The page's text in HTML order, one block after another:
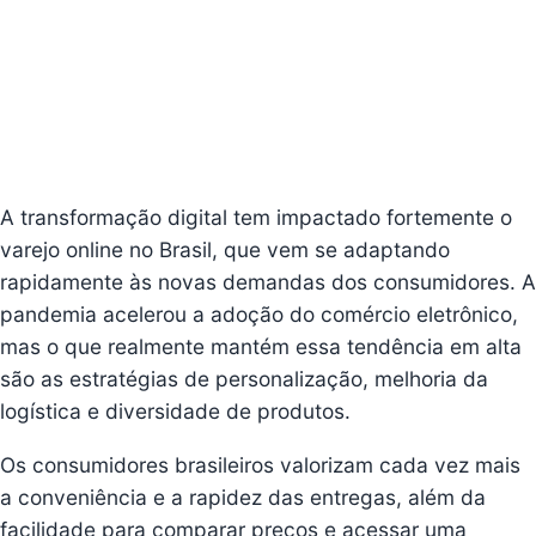
A transformação digital tem impactado fortemente o
varejo online no Brasil, que vem se adaptando
rapidamente às novas demandas dos consumidores. A
pandemia acelerou a adoção do comércio eletrônico,
mas o que realmente mantém essa tendência em alta
são as estratégias de personalização, melhoria da
logística e diversidade de produtos.
Os consumidores brasileiros valorizam cada vez mais
a conveniência e a rapidez das entregas, além da
facilidade para comparar preços e acessar uma